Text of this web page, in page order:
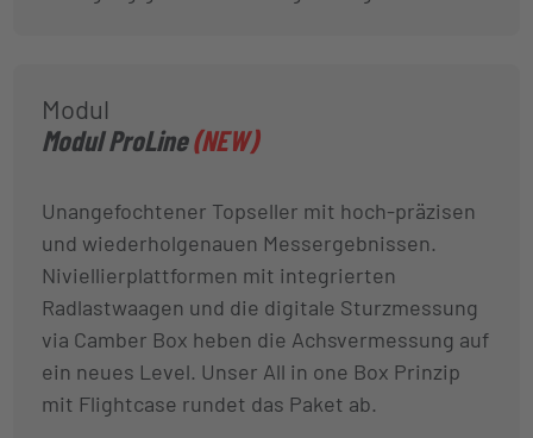
Modul
Modul ProLine(NEW)
Unangefochtener Topseller mit hoch-präzisen
und wiederholgenauen Messergebnissen.
Niviellierplattformen mit integrierten
Radlastwaagen und die digitale Sturzmessung
via Camber Box heben die Achsvermessung auf
ein neues Level. Unser All in one Box Prinzip
mit Flightcase rundet das Paket ab.